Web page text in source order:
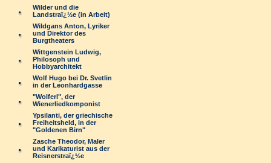
Wilder und die
Landstraï¿½e (in Arbeit)
Wildgans Anton, Lyriker
und Direktor des
Burgtheaters
Wittgenstein Ludwig,
Philosoph und
Hobbyarchitekt
Wolf Hugo bei Dr. Svetlin
in der Leonhardgasse
"Wolferl", der
Wienerliedkomponist
Ypsilanti, der griechische
Freiheitsheld, in der
"Goldenen Birn"
Zasche Theodor, Maler
und Karikaturist aus der
Reisnerstraï¿½e